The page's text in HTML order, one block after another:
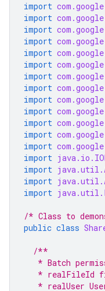
import
import
import
import
import
import
import
import
import
import
import
import
import
import
import
import
import
/* Class to
public class
/**
* Batch
* realFileId
* realUser